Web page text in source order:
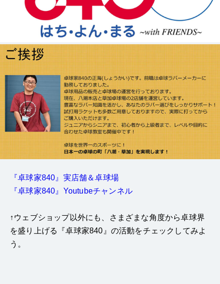
『卓球家840』実店舗＆卓球場
『卓球家840』Youtubeチャンネル
↑ウェブショップ以外にも、さまざまな角度から卓球界
を盛り上げる『卓球家840』の活動をチェックしてみよ
う。